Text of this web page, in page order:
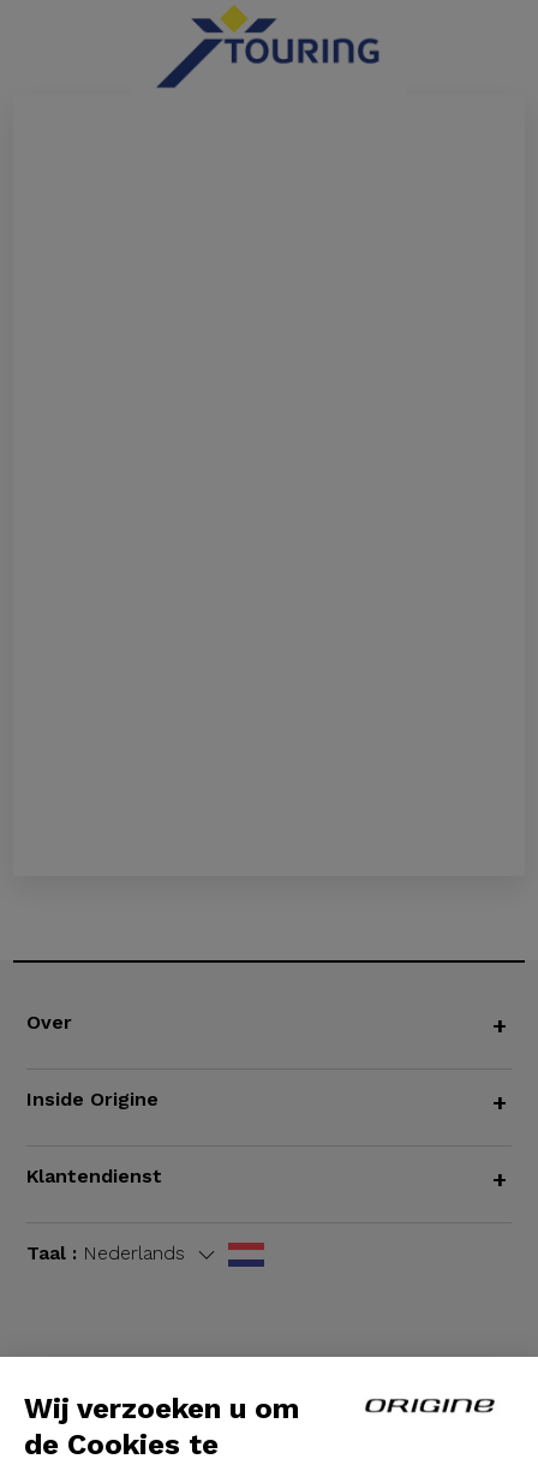
Wij verzoeken u om
de Cookies te
Over +
Inside Origine +
Klantendienst +
Taal : Nederlands